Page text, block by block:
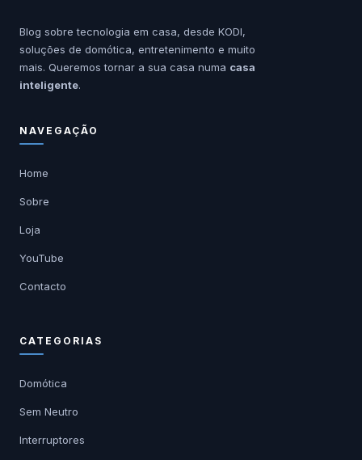
Blog sobre tecnologia em casa, desde KODI,
soluções de domótica, entretenimento e muito
mais. Queremos tornar a sua casa numa casa
inteligente.
NAVEGAÇÃO
Home
Sobre
Loja
YouTube
Contacto
CATEGORIAS
Domótica
Sem Neutro
Interruptores